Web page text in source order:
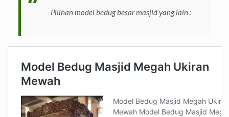
Pilihan model bedug besar masjid yang lain :